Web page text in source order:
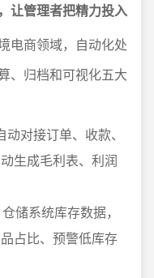
让管理者把精力投入
电商领域，自动化处
、归档和可视化五大
对接订单、收款、
生成毛利表、利润
储系统库存数据，
占比、预警低库存